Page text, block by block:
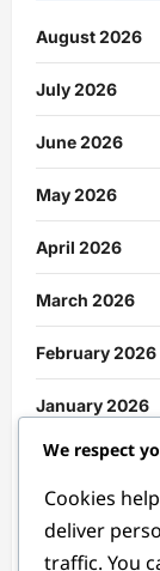
August 2026
July 2026
June 2026
May 2026
April 2026
March 2026
February 2026
January 2026
December
November
October 2025
We respect
Cookies
deliver
traffic. You